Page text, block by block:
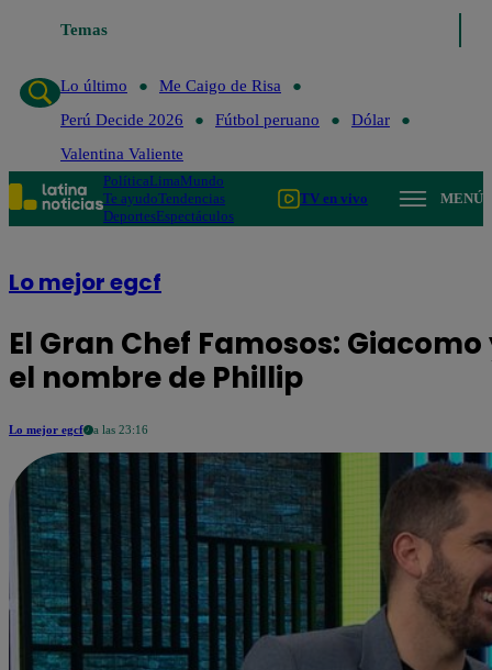
Temas
Lo último
Me Caigo de Risa
Perú Decide 2026
Fútbol peruano
Dólar
Valentina Valiente
PolíticaLimaMundo
Te ayudoTendencias
DeportesEspectáculos
TV en vivo MENÚ
Lo mejor egcf
El Gran Chef Famosos:
el nombre de Phillip
Lo mejor egcf a las 23:16